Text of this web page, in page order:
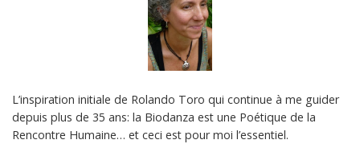
L’inspiration initiale de Rolando Toro qui continue à me guider
depuis plus de 35 ans: la Biodanza est une Poétique de la
Rencontre Humaine… et ceci est pour moi l’essentiel.